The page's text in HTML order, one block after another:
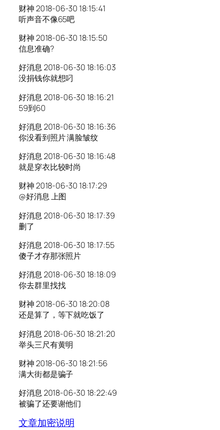
财神 2018-06-30 18:15:41
听声音不像65吧
财神 2018-06-30 18:15:50
信息准确?
好消息 2018-06-30 18:16:03
没捐钱你就想叼
好消息 2018-06-30 18:16:21
59到60
好消息 2018-06-30 18:16:36
你没看到照片 满脸皱纹
好消息 2018-06-30 18:16:48
就是穿衣比较时尚
财神 2018-06-30 18:17:29
@好消息 上图
好消息 2018-06-30 18:17:39
删了
好消息 2018-06-30 18:17:55
傻子才存那张照片
好消息 2018-06-30 18:18:09
你去群里找找
财神 2018-06-30 18:20:08
还是算了，等下就吃饭了
好消息 2018-06-30 18:21:20
举头三尺有黄明
财神 2018-06-30 18:21:56
满大街都是骗子
好消息 2018-06-30 18:22:49
被骗了还要谢他们
文章加密说明